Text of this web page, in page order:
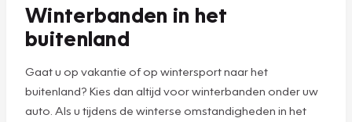
Winterbanden in het
buitenland
Gaat u op vakantie of op wintersport naar het
buitenland? Kies dan altijd voor winterbanden onder uw
auto. Als u tijdens de winterse omstandigheden in het